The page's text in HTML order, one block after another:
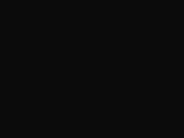
Surferlebnis zu bieten.